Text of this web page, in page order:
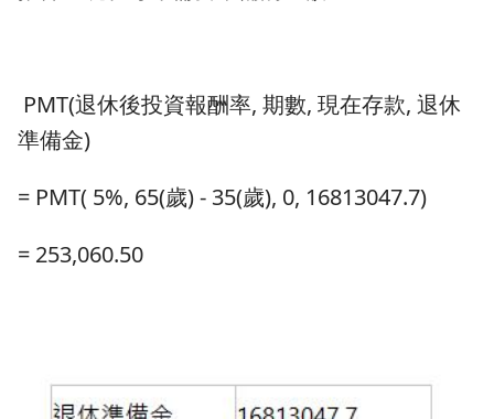
PMT(退休後投資報酬率, 期數, 現在存款, 退休
準備金)
= PMT( 5%, 65(歲) - 35(歲), 0, 16813047.7)
= 253,060.50